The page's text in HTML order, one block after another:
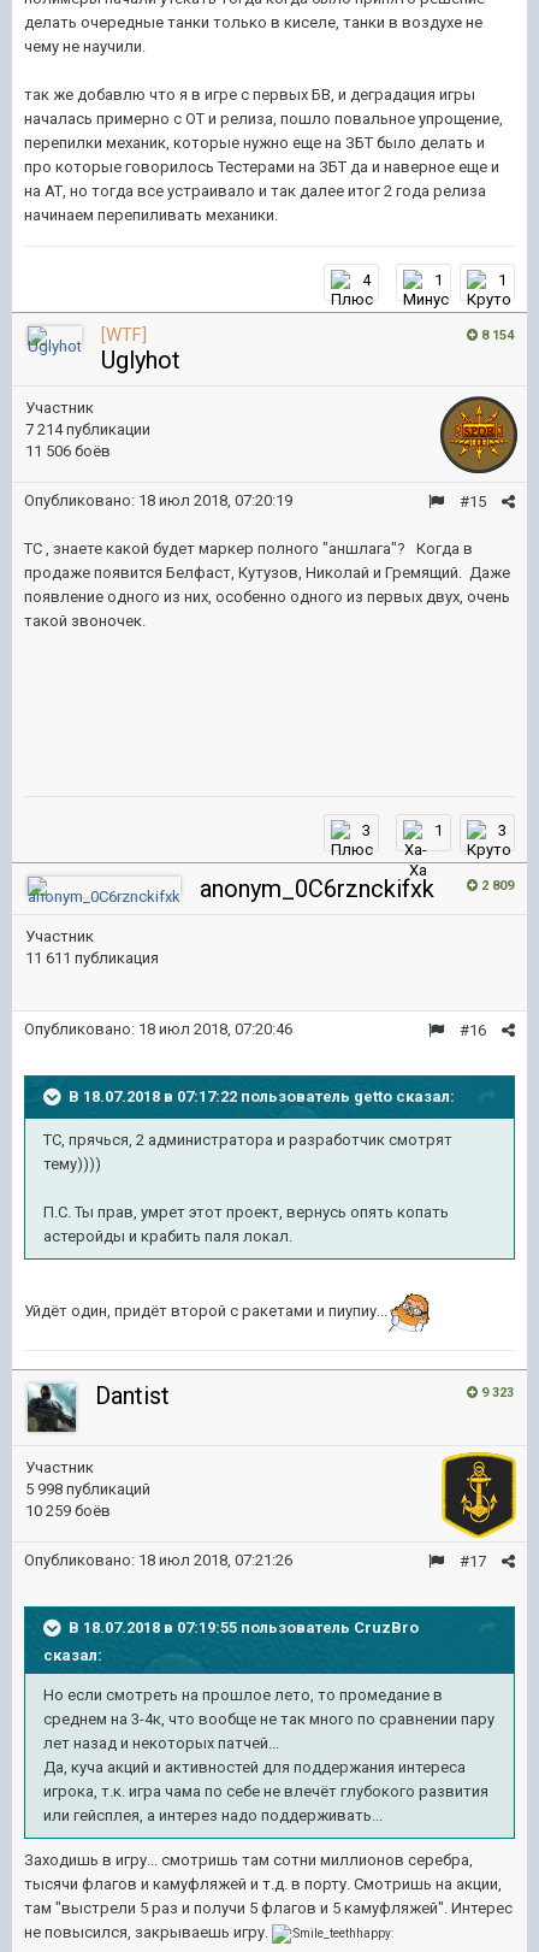
делать очередные танки только в киселе, танки в воздухе не
чему не научили.
так же добавлю что я в игре с первых БВ, и деградация игры
началась примерно с ОТ и релиза, пошло повальное упрощение,
перепилки механик, которые нужно еще на ЗБТ было делать и
про которые говорилось Тестерами на ЗБТ да и наверное еще и
на АТ, но тогда все устраивало и так далее итог 2 года релиза
начинаем перепиливать механики.
4 1 1
8 154
[WTF]
Uglyhot
Участник
7 214 публикации
11 506 боёв
#15
Опубликовано: 18 июл 2018, 07:20:19
ТС , знаете какой будет маркер полного "аншлага"? Когда в
продаже появится Белфаст, Кутузов, Николай и Гремящий. Даже
появление одного из них, особенно одного из первых двух, очень
такой звоночек.
3 1 3
2 809
anonym_0C6rznckifxk
Участник
11 611 публикация
#16
Опубликовано: 18 июл 2018, 07:20:46
В 18.07.2018 в 07:17:22 пользователь getto сказал:
ТС, прячься, 2 администратора и разработчик смотрят
тему))))
П.С. Ты прав, умрет этот проект, вернусь опять копать
астеройды и крабить паля локал.
Уйдёт один, придёт второй с ракетами и пиупиу...
9 323
Dantist
Участник
5 998 публикаций
10 259 боёв
#17
Опубликовано: 18 июл 2018, 07:21:26
В 18.07.2018 в 07:19:55 пользователь CruzBro
сказал:
Но если смотреть на прошлое лето, то промедание в
среднем на 3-4к, что вообще не так много по сравнении пару
лет назад и некоторых патчей...
Да, куча акций и активностей для поддержания интереса
игрока, т.к. игра чама по себе не влечёт глубокого развития
или гейсплея, а интерез надо поддерживать...
Заходишь в игру... смотришь там сотни миллионов серебра,
тысячи флагов и камуфляжей и т.д. в порту. Смотришь на акции,
там "выстрели 5 раз и получи 5 флагов и 5 камуфляжей". Интерес
не повысился, закрываешь игру.